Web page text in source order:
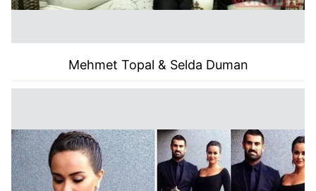
Mehmet Topal & Selda Duman